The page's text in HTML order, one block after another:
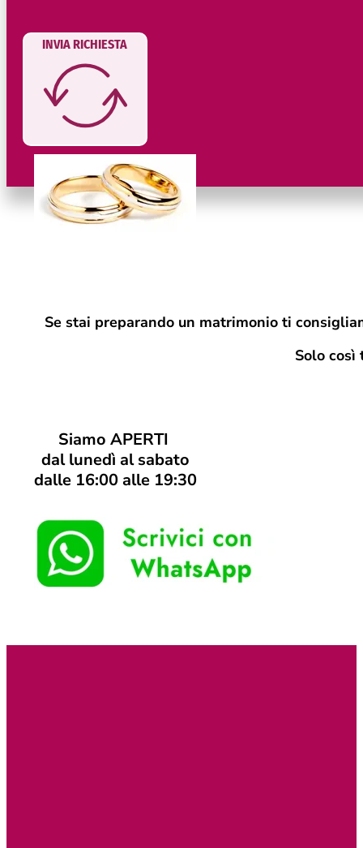
INVIA RICHIESTA
Se stai preparando un matrimonio ti
Solo così
Siamo APERTI
dal lunedì al sabato
dalle 16:00 alle 19:30